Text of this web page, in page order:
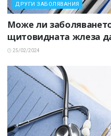
ДРУГИ ЗАБОЛЯВАНИЯ
Може ли
щитовидната жлеза
25/02/2024